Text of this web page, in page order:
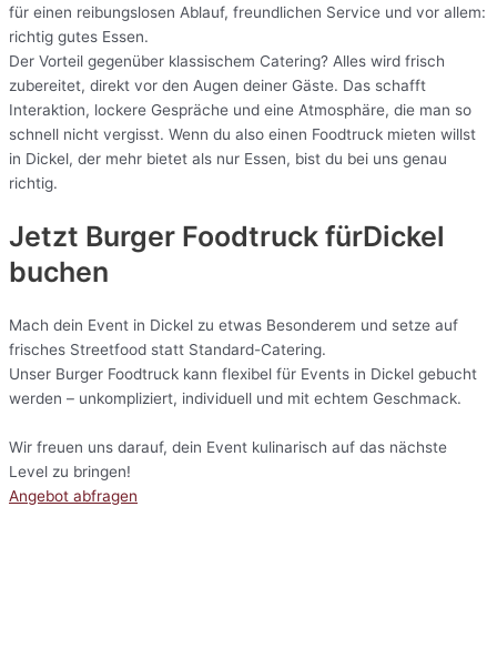
für einen reibungslosen Ablauf, freundlichen Service und vor allem:
richtig gutes Essen.
Der Vorteil gegenüber klassischem Catering? Alles wird frisch
zubereitet, direkt vor den Augen deiner Gäste. Das schafft
Interaktion, lockere Gespräche und eine Atmosphäre, die man so
schnell nicht vergisst. Wenn du also einen Foodtruck mieten willst
in Dickel, der mehr bietet als nur Essen, bist du bei uns genau
richtig.
Jetzt Burger Foodtruck fürDickel
buchen
Mach dein Event in Dickel zu etwas Besonderem und setze auf
frisches Streetfood statt Standard-Catering.
Unser Burger Foodtruck kann flexibel für Events in Dickel gebucht
werden – unkompliziert, individuell und mit echtem Geschmack.
Wir freuen uns darauf, dein Event kulinarisch auf das nächste
Level zu bringen!
Angebot abfragen